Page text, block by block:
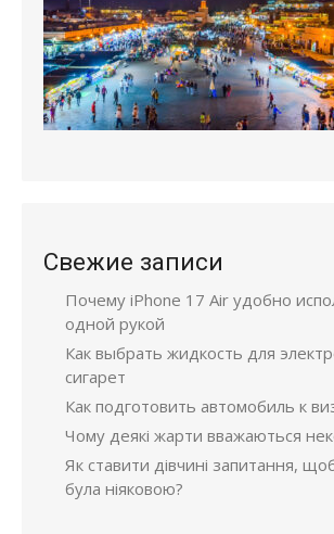
Свежие записи
Почему iPhone 17 Air удобно
одной рукой
Как выбрать жидкость для
сигарет
Как подготовить автомобиль к
Чому деякі жарти вважаються
Як ставити дівчині запитання,
була ніяковою?